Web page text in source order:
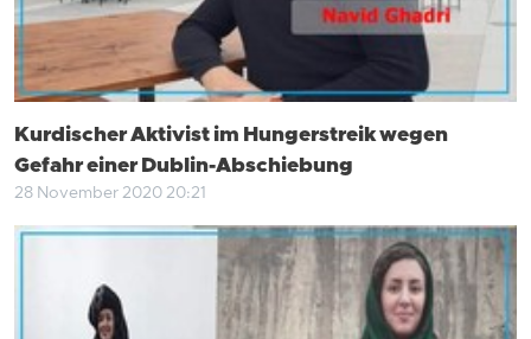
Kurdischer Aktivist im Hungerstreik wegen
Gefahr einer Dublin-Abschiebung
28 November 2020 20:21